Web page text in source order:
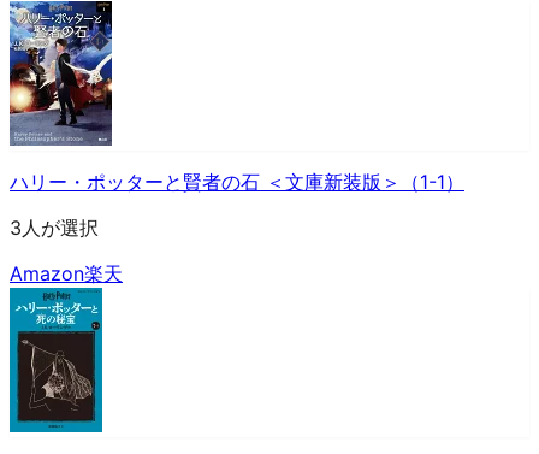
ハリー・ポッターと賢者の石 ＜文庫新装版＞（1-1）
3人が選択
Amazon楽天